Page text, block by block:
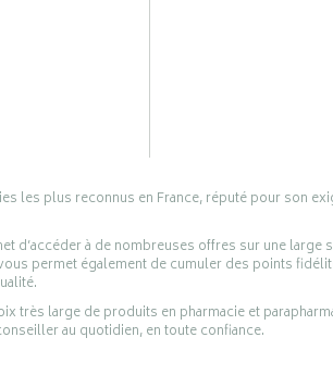
les plus reconnus en France, réputé pour son
d’accéder à de nombreuses offres sur une large
permet également de cumuler des points
très large de produits en pharmacie et
au quotidien, en toute confiance.